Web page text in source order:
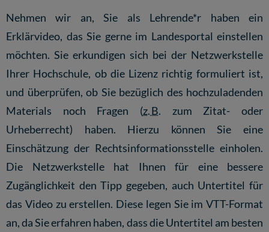
Nehmen wir an, Sie als Lehrende*r haben ein
Erklärvideo, das Sie gerne im Landesportal einstellen
möchten. Sie erkundigen sich bei der Netzwerkstelle
Ihrer Hochschule, ob die Lizenz richtig formuliert ist,
und überprüfen, ob Sie bezüglich des hochzuladenden
Materials noch Fragen (z. B. zum Zitat- oder
Urheberrecht) haben. Hierzu können Sie eine
Einschätzung der Rechtsinformationsstelle einholen.
Die Netzwerkstelle hat Ihnen für eine bessere
Zugänglichkeit den Tipp gegeben, auch Untertitel für
das Video zu erstellen. Diese legen Sie im VTT-Format
an, da Sie erfahren haben, dass die Untertitel am besten